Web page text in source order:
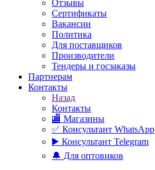
Отзывы
Сертификаты
Вакансии
Политика
Для поставщиков
Производители
Тендеры и госзаказы
Партнерам
Контакты
Назад
Контакты
🏬 Магазины
✅️ Консультант WhatsApp
▶️ Консультант Telegram
🔔 Для оптовиков